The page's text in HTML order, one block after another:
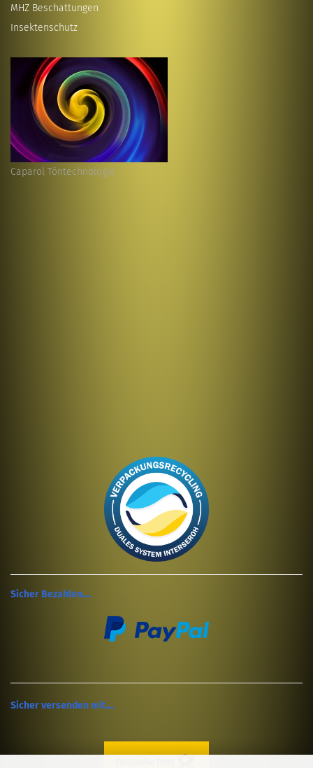
MHZ Beschattungen
Insektenschutz
Caparol Töntechnologie
Sicher Bezahlen....
Sicher versenden mit....